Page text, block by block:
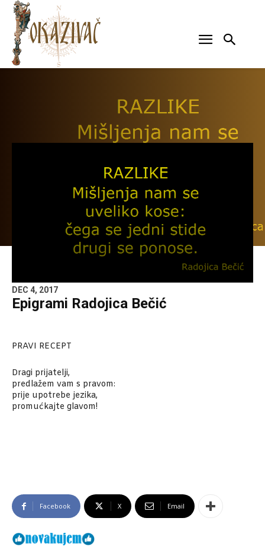
DEC 4, 2017
Epigrami Radojica Bečić
PRAVI RECEPT
Dragi prijatelji,
predlažem vam s pravom:
prije upotrebe jezika,
promućkajte glavom!
Facebook X Email